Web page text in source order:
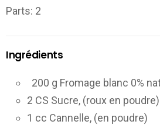
Parts: 2
Ingrédients
200 g Fromage blanc 0%
2 CS Sucre, (roux en poudre)
1 cc Cannelle, (en poudre)